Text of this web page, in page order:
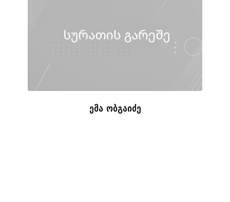
ემა ობგაიძე